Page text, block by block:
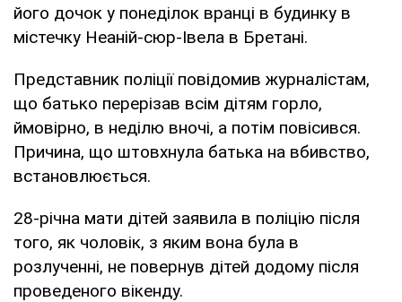
його дочок у понеділок вранці в будинку в
містечку Неаній-сюр-Івела в Бретані.
Представник поліції повідомив журналістам,
що батько перерізав всім дітям горло,
ймовірно, в неділю вночі, а потім повісився.
Причина, що штовхнула батька на вбивство,
встановлюється.
28-річна мати дітей заявила в поліцію після
того, як чоловік, з яким вона була в
розлученні, не повернув дітей додому після
проведеного вікенду.